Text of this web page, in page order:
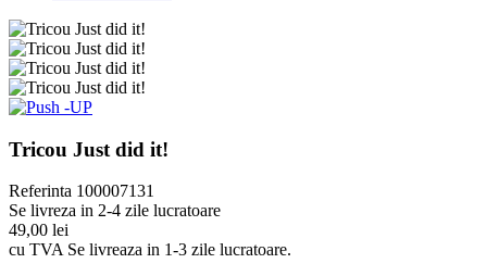
Tricou Just did it!
Referinta 100007131
Se livreza in 2-4 zile lucratoare
49,00 lei
cu TVA Se livreaza in 1-3 zile lucratoare.